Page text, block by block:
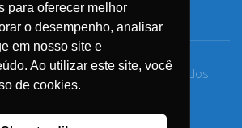
para oferecer melhor
o desempenho, analisar
em nosso site e
Ao utilizar este site, você
de cookies.
– Todos os direitos reservados